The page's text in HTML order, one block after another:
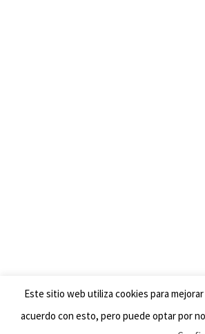
Este sitio web utiliza cookies para
acuerdo con esto, pero puede optar por